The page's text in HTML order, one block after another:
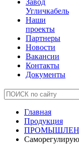
Завод
Угличкабель
Наши
проекты
Партнеры
Новости
Вакансии
Контакты
Документы
Главная
Продукция